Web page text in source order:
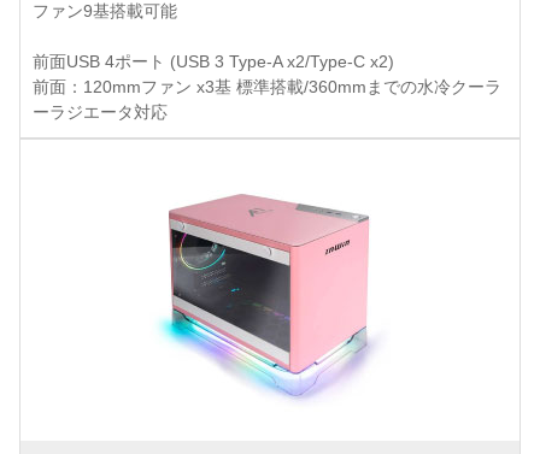
ファン9基搭載可能
前面USB 4ポート (USB 3 Type-A x2/Type-C x2)
前面：120mmファン x3基 標準搭載/360mmまでの水冷クーラ
ーラジエータ対応